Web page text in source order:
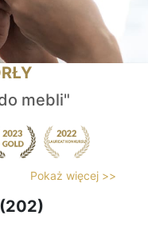
mebli"
Pokaż więcej >>
(202)